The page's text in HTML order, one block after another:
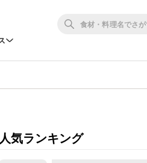
人気ランキング